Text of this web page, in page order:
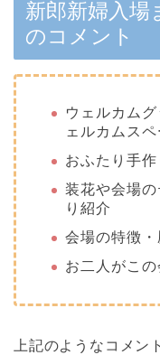
新郎新婦入場
のコメント
ウェルカム
ェルカムス
おふたり手
装花や会場
り紹介
会場の特徴・
お二人がこ
上記のようなコメン